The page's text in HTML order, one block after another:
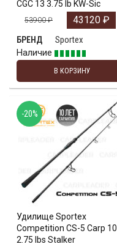
CGC 13 3.75 lb KW-Sic
53900₽ 43120 ₽
БРЕНД
Sportex
Наличие
В КОРЗИНУ
Удилище Sportex
Competition CS-5 Carp 10
2.75 lbs Stalker
-20%